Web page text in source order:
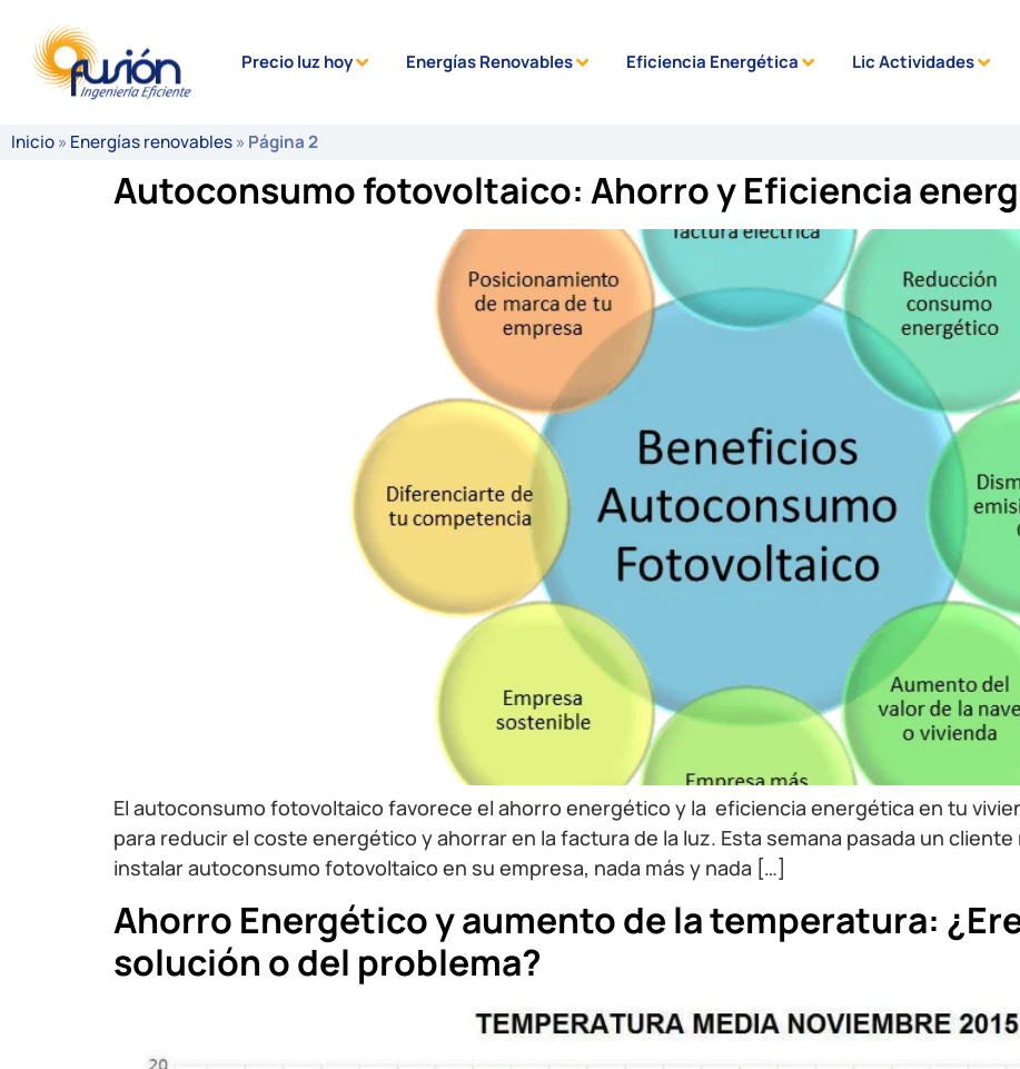
Precio luz hoy Energías Renovables Eficiencia Energética Lic Actividades
Inicio» Energías renovables» Página 2
Autoconsumo fotovoltaico: Ahorro y Eficiencia
El autoconsumo fotovoltaico favorece el ahorro energético y la eficiencia energética en tu
para reducir el coste energético y ahorrar en la factura de la luz. Esta semana pasada un
instalar autoconsumo fotovoltaico en su empresa, nada más y nada […]
Ahorro Energético y aumento de la temperatura:
solución o del problema?